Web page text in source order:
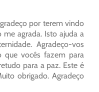
por terem vindo
agrada. Isto ajuda a
Agradeço-vos
que vocês fazem para
para a paz. Este é
obrigado. Agradeço